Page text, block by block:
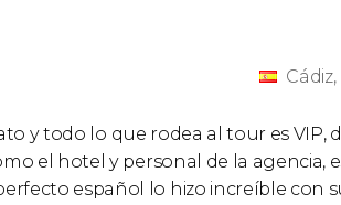
y todo lo que rodea al tour es VIP,
el hotel y personal de la agencia,
español lo hizo increíble con